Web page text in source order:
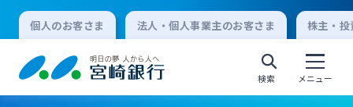
個人のお客さま 法人・個人事業主のお客さま 株主・
検索 メニュー